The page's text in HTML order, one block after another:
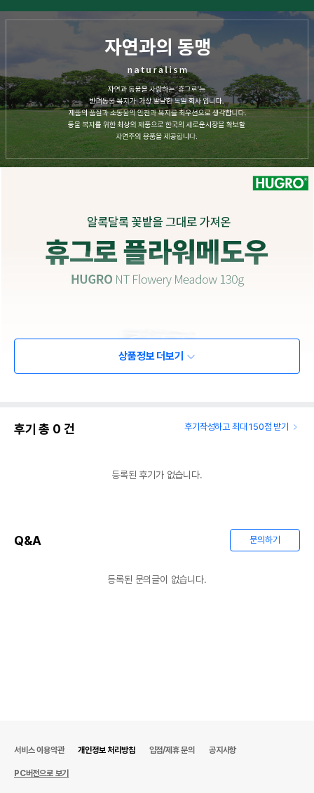
상품정보 더보기
후기 총 0 건 후기작성하고 최대 150점 받기
등록된 후기가 없습니다.
Q&A 문의하기
등록된 문의글이 없습니다.
서비스 이용약관 개인정보 처리방침 입점/제휴 문의 공지사항
PC버전으로 보기